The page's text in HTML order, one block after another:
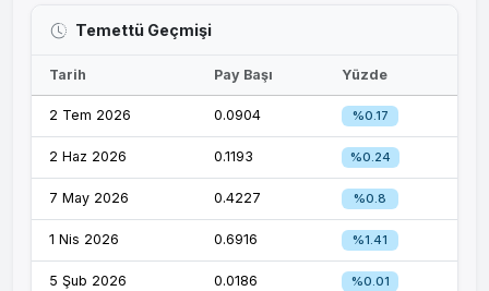
Temettü Geçmişi
Tarih Pay Başı Yüzde
2 Tem 2026 0.0904 %0.17
2 Haz 2026 0.1193 %0.24
7 May 2026 0.4227 %0.8
1 Nis 2026 0.6916 %1.41
5 Şub 2026 0.0186 %0.01